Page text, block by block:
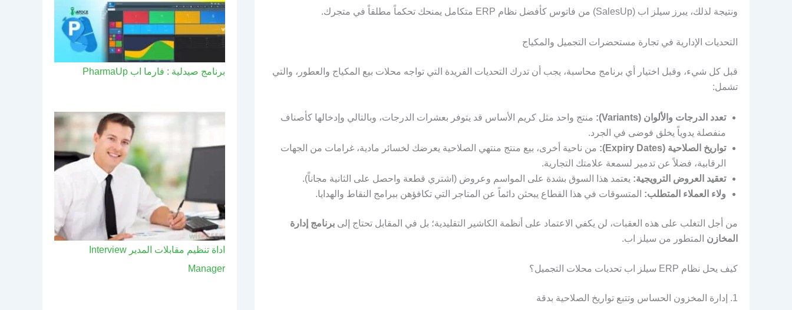
ونتيجة لذلك، يبرز سيلز اب (SalesUp) من فاتوس كأفضل نظام ERP متكامل يمنحك تحكماً مطلقاً في متجرك.
التحديات الإدارية في تجارة مستحضرات التجميل والمكياج
قبل كل شيء، وقبل اختيار أي برنامج محاسبة، يجب أن تدرك التحديات الفريدة التي تواجه محلات بيع المكياج والعطور، والتي
تشمل:
تعدد الدرجات والألوان (Variants):
منتج واحد مثل كريم الأساس قد يتوفر بعشرات الدرجات، وبالتالي وإدخالها كأصناف
منفصلة يدوياً يخلق فوضى في الجرد.
تواريخ الصلاحية (Expiry Dates):
من ناحية أخرى، بيع منتج منتهي الصلاحية يعرضك لخسائر مادية، غرامات من الجهات
الرقابية، فضلاً عن تدمير لسمعة علامتك التجارية.
تعقيد العروض الترويجية: يعتمد هذا السوق بشدة على المواسم وعروض (اشتري قطعة واحصل على الثانية مجاناً).
ولاء العملاء المتطلب: المتسوقات في هذا القطاع يبحثن دائماً عن المتاجر التي تكافؤهن ببرامج النقاط والهدايا.
من أجل التغلب على هذه العقبات، لن يكفي الاعتماد على أنظمة الكاشير التقليدية؛ بل في المقابل تحتاج إلى برنامج إدارة
المخازن المتطور من سيلز اب.
كيف يحل نظام ERP سيلز اب تحديات محلات التجميل؟
1. إدارة المخزون الحساس وتتبع تواريخ الصلاحية بدقة
برنامج صيدلية : فارما اب PharmaUp​
اداة تنظيم مقابلات المدير Interview
Manager